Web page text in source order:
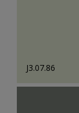
J3.07.86